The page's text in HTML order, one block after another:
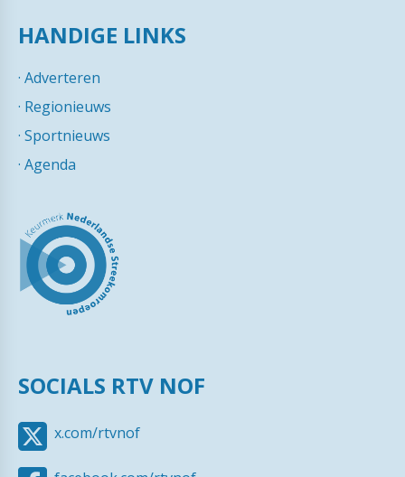
HANDIGE LINKS
· Adverteren
· Regionieuws
· Sportnieuws
· Agenda
SOCIALS RTV NOF
x.com/rtvnof